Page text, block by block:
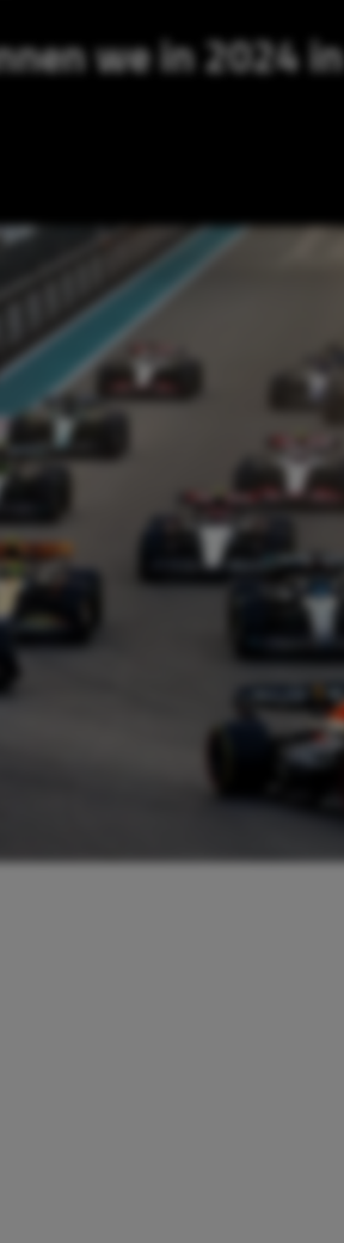
we in 2024